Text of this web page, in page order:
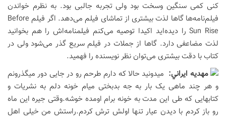
کنی کمی سنگین وسخت بود ولی تجربه جالبی بود. به نظرم خواندن
فیلم‌نامه‌ها گاها لذت بیشتری از تماشای فیلم می‌دهد. اگر فیلم Before
Sun Rise را دیده‌اید اکیدا توصیه می‌کنم فیلمنامه‌اش را هم بخوانید
لذت مضاعفی دارد. گاها از جملات در فیلم سریع گذر می‌شود ولی در
کتاب با دقت بیشتری می‌توان نظر نویسنده را فهمید.
مهديه ايراني: میدونید حالا که دارم طرحم رو در جایی دور میگذرونم
و هر چند ماهی یک بار به جه بدبختی میام خونه دلم به نشریات و
کتابهایی که طی این مدت به خونه برام اومده خوشه.وقتی جیره این ماه
رو باز کردم با دیدن عیار تنها اولش ترش کردم.راستش من خیلی اهل